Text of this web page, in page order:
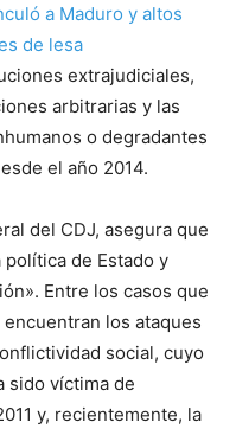
a Maduro y altos
de lesa
extrajudiciales,
arbitrarias y las
o degradantes
el año 2014.
del CDJ, asegura que
de Estado y
Entre los casos que
los ataques
social, cuyo
sido víctima de
y, recientemente, la